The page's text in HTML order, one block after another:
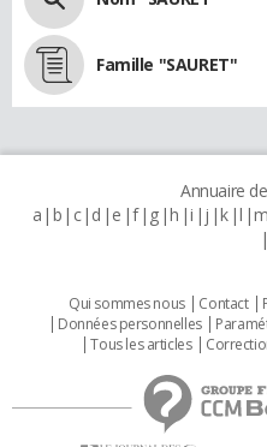
Famille "SAURET"
Annuaire
a b c d e f g h i j k l m
Qui sommes nous Contact
Données personnelles
Tous les articles